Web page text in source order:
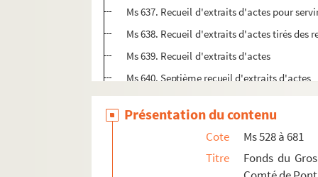
Ms 637. Recueil d'extraits d'actes pour
Ms 638. Recueil d'extraits d'actes tirés
Ms 639. Recueil d'extraits d'actes
Ms 640. Septième recueil d'extraits d'actes
Ms 641. Extraits d'actes notariés et actes
Ms 642. Table alphabétique et
Ms 643. Notice d'actes pour servir aux
Ms 644. Tableaux généalogiques des
Présentation du contenu
Cote
Ms 528 à 681
Titre
Fonds du